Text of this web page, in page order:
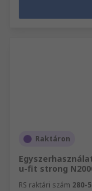
Raktáron
u-fit strong
RS raktári szám 280-